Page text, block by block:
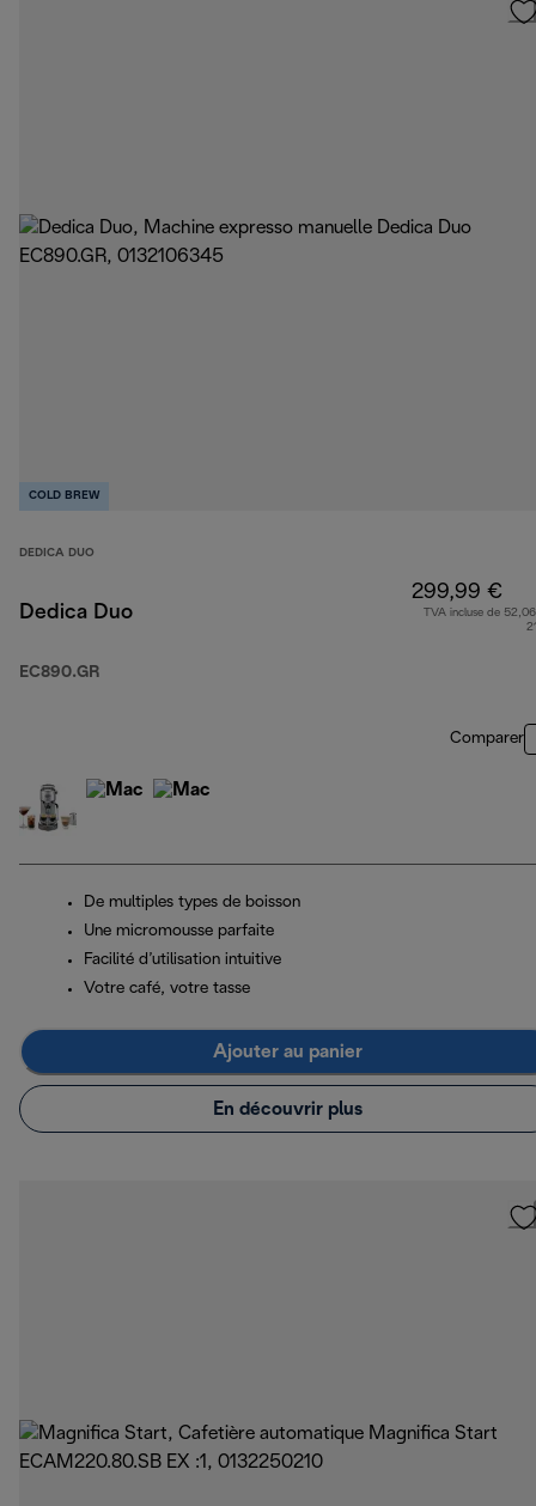
COLD BREW
DEDICA DUO
Dedica Duo
EC890.GR
299,99 €
TVA incluse de
Comparer
De multiples types de boisson
Une micromousse parfaite
Facilité d’utilisation intuitive
Votre café, votre tasse
Ajouter au panier
En découvrir plus